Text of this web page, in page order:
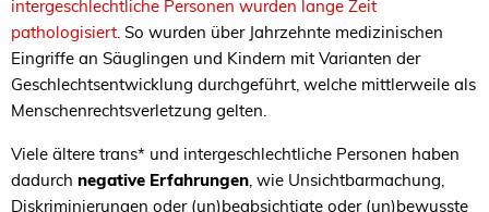
intergeschlechtliche Personen wurden lange Zeit
pathologisiert . So wurden über Jahrzehnte medizinischen
Eingriffe an Säuglingen und Kindern mit Varianten der
Geschlechtsentwicklung durchgeführt, welche mittlerweile als
Menschenrechtsverletzung gelten.
Viele ältere trans* und intergeschlechtliche Personen haben
dadurch negative Erfahrungen , wie Unsichtbarmachung,
Diskriminierungen oder (un)beabsichtigte oder (un)bewusste